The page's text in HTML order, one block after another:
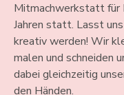
Mitmachwerkstatt für
Jahren statt. Lasst
kreativ werden! Wir
malen und schneiden
dabei gleichzeitig
den Händen.